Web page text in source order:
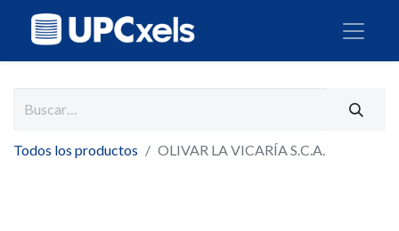
Todos los productos OLIVAR LA VICARÍA S.C.A.